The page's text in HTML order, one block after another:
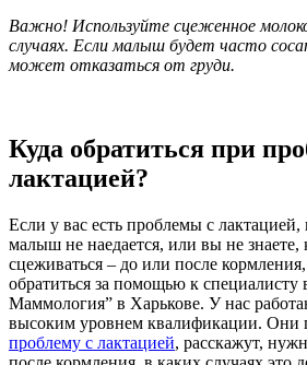
Важно! Используйте сцеженное
случаях. Если малыш будет часто
может отказаться от груди.
Куда обратиться при
лактацией?
Если у вас есть проблемы с лактацией,
малыш не наедается, или вы не знаете,
сцеживаться – до или после
обратиться за помощью к специалисту
Маммология” в Харькове. У нас
высоким уровнем квалификации. Они
проблему с лактацией, расскажут,